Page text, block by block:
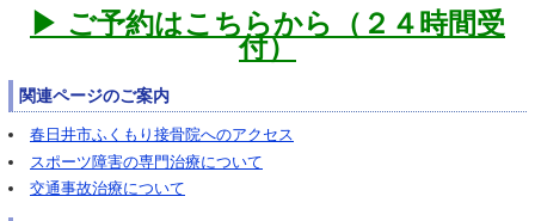
▶ ご予約はこちらから（２４時間受
付）
関連ページのご案内
春日井市ふくもり接骨院へのアクセス
スポーツ障害の専門治療について
交通事故治療について